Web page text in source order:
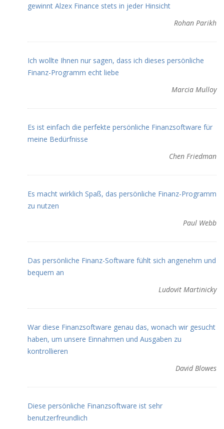
gewinnt Alzex Finance stets in jeder Hinsicht
Rohan Parikh
Ich wollte Ihnen nur sagen, dass ich dieses persönliche
Finanz-Programm echt liebe
Marcia Mulloy
Es ist einfach die perfekte persönliche Finanzsoftware für
meine Bedürfnisse
Chen Friedman
Es macht wirklich Spaß, das persönliche Finanz-Programm
zu nutzen
Paul Webb
Das persönliche Finanz-Software fühlt sich angenehm und
bequem an
Ludovit Martinicky
War diese Finanzsoftware genau das, wonach wir gesucht
haben, um unsere Einnahmen und Ausgaben zu
kontrollieren
David Blowes
Diese persönliche Finanzsoftware ist sehr
benutzerfreundlich